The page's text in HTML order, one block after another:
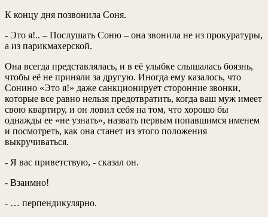
К концу дня позвонила Соня.
- Это я!.. – Послушать Соню – она звонила не из прокуратуры,
а из парикмахерской.
Она всегда представлялась, и в её улыбке слышалась боязнь,
чтобы её не приняли за другую. Иногда ему казалось, что
Сонино «Это я!» даже санкционирует сторонние звонки,
которые все равно нельзя предотвратить, когда ваш муж имеет
свою квартиру, и он ловил себя на том, что хорошо бы
однажды ее «не узнать», назвать первым попавшимся именем
и посмотреть, как она станет из этого положения
выкручиваться.
- Я вас приветствую, - сказал он.
- Взаимно!
- … перпендикулярно.